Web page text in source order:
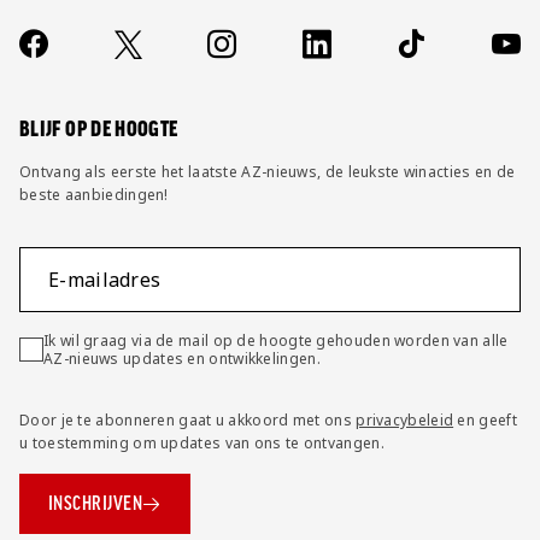
Contact
FAQ
Socials
https://www.facebook.com/AZAlkmaar
X Instagram LinkedIn TikTok
BLIJF OP DE HOOGTE
Ontvang als eerste het laatste AZ-nieuws, de leukste winacties en de
beste aanbiedingen!
E-mailadres
Ik wil graag via de mail op de hoogte gehouden worden van alle
AZ-nieuws updates en ontwikkelingen.
Door je te abonneren gaat u akkoord met onsprivacybeleid en geeft
u toestemming om updates van ons te ontvangen.
INSCHRIJVEN